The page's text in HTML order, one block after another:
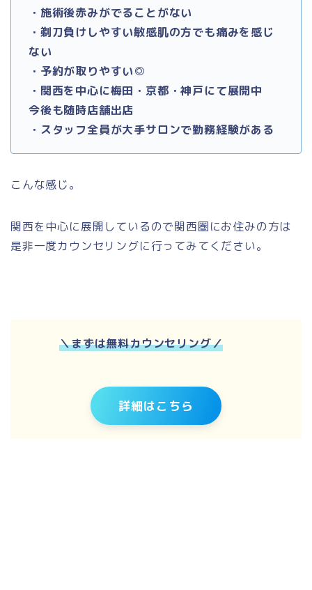
・施術後赤みがでることがない
・剃刀負けしやすい敏感肌の方でも痛みを感じ
ない
・予約が取りやすい◎
・関西を中心に梅田・京都・神戸にて展開中
今後も随時店舗出店
・スタッフ全員が大手サロンで勤務経験がある
こんな感じ。
関西を中心に展開しているので関西圏にお住みの方は
是非一度カウンセリングに行ってみてください。
＼まずは無料カウンセリング／
詳細はこちら